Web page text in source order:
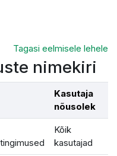
Tagasi eelmisele lehele
nimekiri
Kasutaja
nõusolek
Kõik
kasutajad